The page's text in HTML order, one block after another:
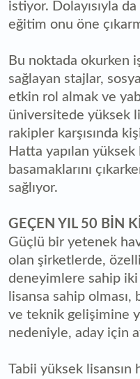
istiyor. Dolayısıyla
eğitim onu öne
Bu noktada okurken
sağlayan stajlar,
etkin rol almak ve
üniversitede yüksek
rakipler karşısında
Hatta yapılan
basamaklarını
sağlıyor.
GEÇEN YIL 50 BİN
Güçlü bir yetenek
olan şirketlerde,
deneyimlere sahip
lisansa sahip olması,
ve teknik gelişimine
nedeniyle, aday için
Tabii yüksek lisansın